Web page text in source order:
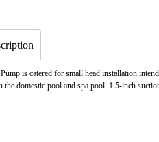
is catered for small head installation
the domestic pool and spa pool. 1.5-inch